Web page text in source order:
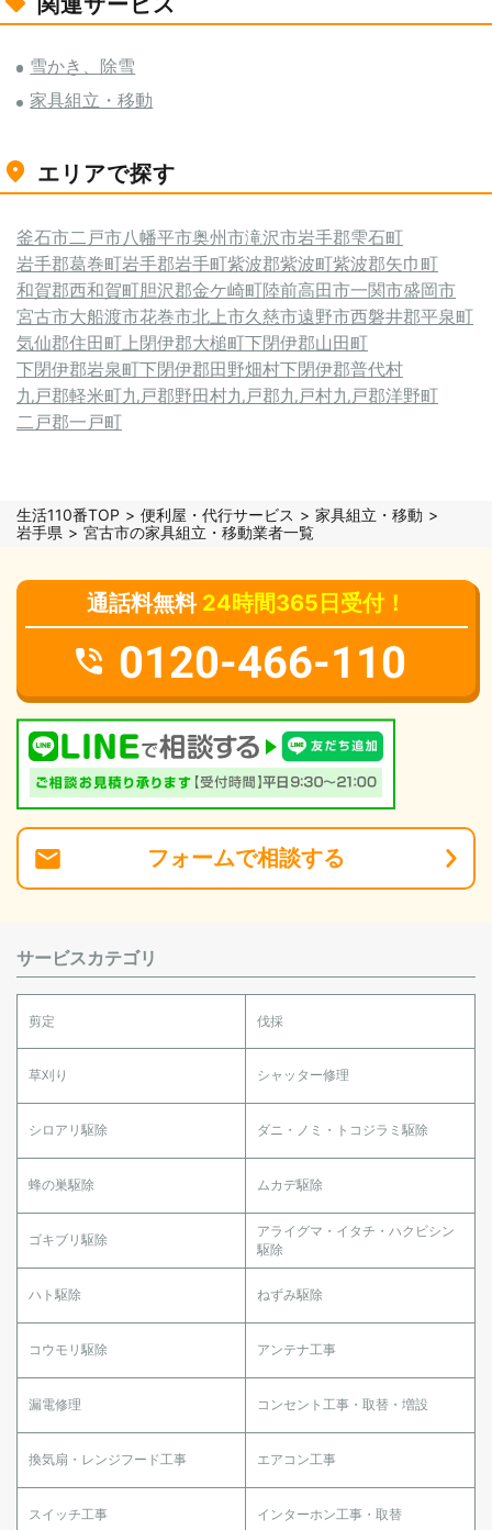
雪かき、除雪
家具組立・移動
エリアで探す
釜石市二戸市八幡平市奥州市滝沢市岩手郡雫石町
岩手郡葛巻町岩手郡岩手町紫波郡紫波町紫波郡矢巾町
和賀郡西和賀町胆沢郡金ケ崎町陸前高田市一関市盛岡市
宮古市大船渡市花巻市北上市久慈市遠野市西磐井郡平泉町
気仙郡住田町 上閉伊郡大槌町下閉伊郡山田町
下閉伊郡岩泉町下閉伊郡田野畑村下閉伊郡普代村
九戸郡軽米町九戸郡野田村九戸郡九戸村九戸郡洋野町
二戸郡一戸町
生活110番TOP 便利屋・代行サービス
家具組立・移動
岩手県
宮古市の家具組立・移動業者一覧
通話料無料 24時間365日受付！
0120-466-110
フォームで相談する
サービスカテゴリ
剪定 伐採
草刈り シャッター修理
シロアリ駆除 ダニ・ノミ・トコジラミ駆除
蜂の巣駆除 ムカデ駆除
ゴキブリ駆除
アライグマ・イタチ・ハクビシン
駆除
ハト駆除 ねずみ駆除
コウモリ駆除 アンテナ工事
漏電修理 コンセント工事・取替・増設
換気扇・レンジフード工事 エアコン工事
スイッチ工事 インターホン工事・取替